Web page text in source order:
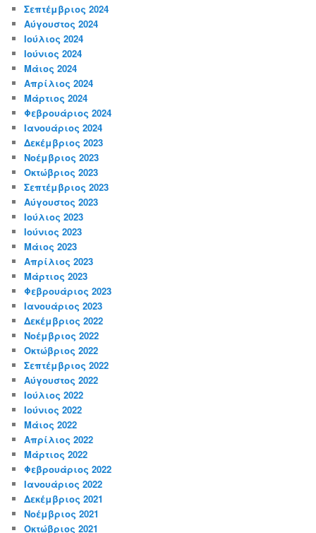
Σεπτέμβριος 2024
Αύγουστος 2024
Ιούλιος 2024
Ιούνιος 2024
Μάιος 2024
Απρίλιος 2024
Μάρτιος 2024
Φεβρουάριος 2024
Ιανουάριος 2024
Δεκέμβριος 2023
Νοέμβριος 2023
Οκτώβριος 2023
Σεπτέμβριος 2023
Αύγουστος 2023
Ιούλιος 2023
Ιούνιος 2023
Μάιος 2023
Απρίλιος 2023
Μάρτιος 2023
Φεβρουάριος 2023
Ιανουάριος 2023
Δεκέμβριος 2022
Νοέμβριος 2022
Οκτώβριος 2022
Σεπτέμβριος 2022
Αύγουστος 2022
Ιούλιος 2022
Ιούνιος 2022
Μάιος 2022
Απρίλιος 2022
Μάρτιος 2022
Φεβρουάριος 2022
Ιανουάριος 2022
Δεκέμβριος 2021
Νοέμβριος 2021
Οκτώβριος 2021